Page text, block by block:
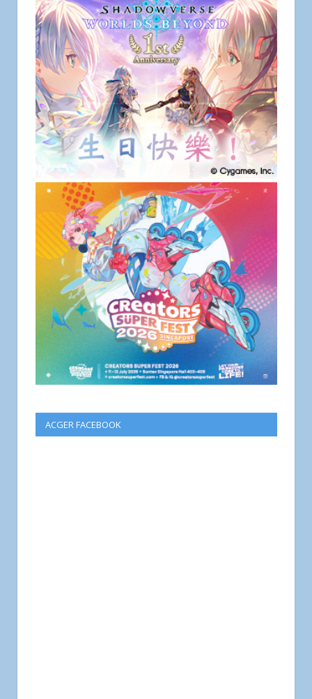
ACGER FACEBOOK